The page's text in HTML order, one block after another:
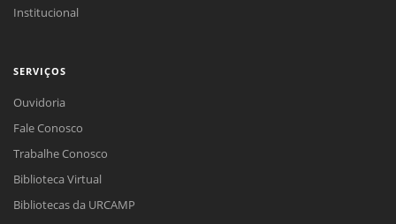
Institucional
SERVIÇOS
Ouvidoria
Fale Conosco
Trabalhe Conosco
Biblioteca Virtual
Bibliotecas da URCAMP